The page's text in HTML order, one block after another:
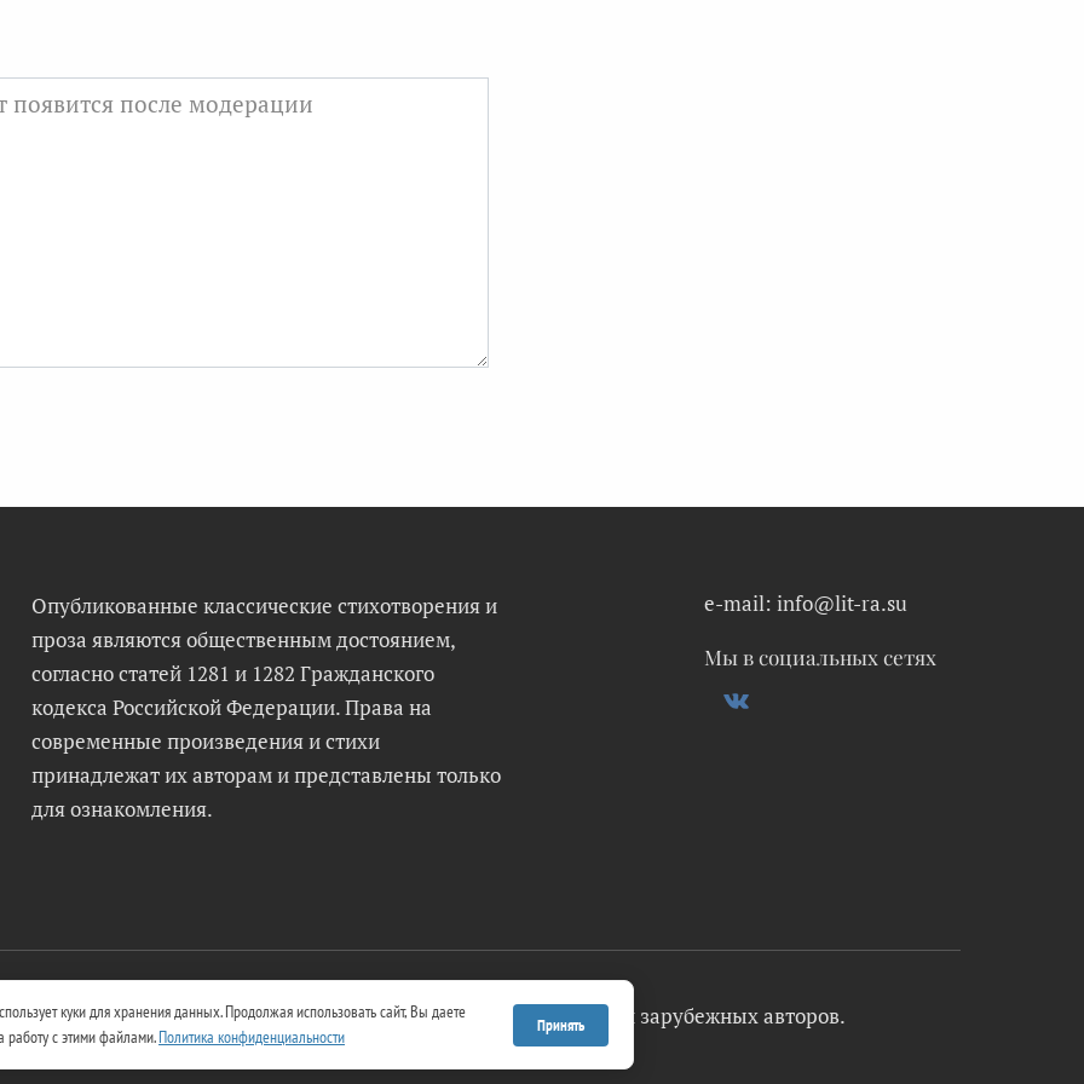
Опубликованные классические стихотворения и
проза являются общественным достоянием,
согласно статей 1281 и 1282 Гражданского
кодекса Российской Федерации. Права на
современные произведения и стихи
принадлежат их авторам и представлены только
для ознакомления.
e-mail: info@lit-ra.su
Мы в социальных сетях
Литературный анализ и полные тексты произведений русских и зарубежных авторов.
куки для хранения данных. Продолжая использовать сайт, Вы даете
работу с этими файлами.Политика конфиденциальности
Принять